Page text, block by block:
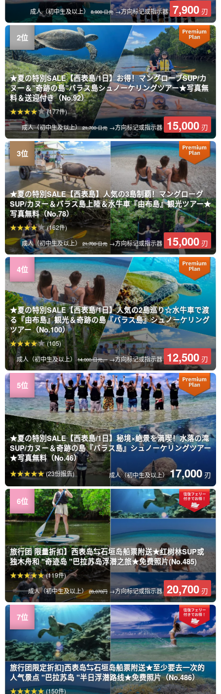
成人（初中生及以上） 8,900 日元→方向标记或指示器 7,900 刃
★夏の特別SALE【西表島/1日】お得！マングローブSUP/カ
ヌー＆”奇跡の島”バラス島シュノーケリングツアー★写真無
料＆送迎付き（No.92）
成人（初中生及以上）21,700 日元 →方向标记或指示器 15,000 刃
(177件)
★夏の特別SALE【西表島】人気の3島制覇！マングローグ
SUP/カヌー＆バラス島上陸＆水牛車『由布島』観光ツアー★
写真無料（No.78）
成人（初中生及以上） 21,700 日元 →方向标记或指示器 15,000 刃
(162件)
★夏の特別SALE【西表島/1日】人気の2島巡り☆水牛車で渡
る『由布島』観光＆奇跡の島『バラス島』シュノーケリング
ツアー（No.100）
成人（初中生及以上）14,000 日元。→方向标记或指示器 12,500 刃
(105)
★夏の特別SALE【西表島/1日】秘境×絶景を満喫！水落の滝
SUP/カヌー＆奇跡の島『バラス島』シュノーケリングツアー
★写真無料（No.46）
成人（初中生及以上）17,000 刃
(23份报告)
旅行团 限量折扣】西表岛⇆石垣岛船票附送★红树林SUP或
独木舟和 "奇迹岛 "巴拉苏岛浮潜之旅★免费照片(No.485)
成人（初中生及以上）28,070円 →方向标记或指示器 20,700 刃
(119件)
旅行团限定折扣]西表岛⇆石垣岛船票附送★至少要去一次的
人气景点 "巴拉苏岛 "半日浮潜路线★免费照片（No.486）
(150件)